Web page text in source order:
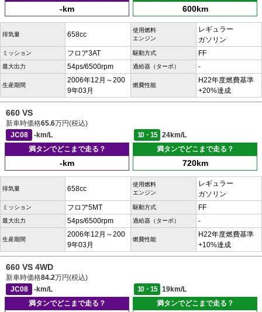
-km 600km
排気量 658cc
使用燃料
エンジン
レギュラー
ガソリン
ミッション フロア3AT 駆動方式 FF
最大出力 54ps/6500rpm 過給器（ターボ） -
生産期間
2006年12月～200
9年03月
燃費性能
H22年度燃費基準
+20%達成
660 VS
新車時価格65.6万円(税込)
JC08
-km/L 10・15
24km/L
満タンでどこまで走る？
-km
満タンでどこまで走る？
720km
排気量 658cc
使用燃料
エンジン
レギュラー
ガソリン
ミッション フロア5MT 駆動方式 FF
最大出力 54ps/6500rpm 過給器（ターボ） -
生産期間
2006年12月～200
9年03月
燃費性能
H22年度燃費基準
+10%達成
660 VS 4WD
新車時価格84.2万円(税込)
JC08
-km/L 10・15
19km/L
満タンでどこまで走る？
満タンでどこまで走る？